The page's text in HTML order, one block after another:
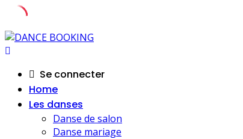
Skip
to
Se connecter
Home
Les danses
Danse de salon
Danse mariage